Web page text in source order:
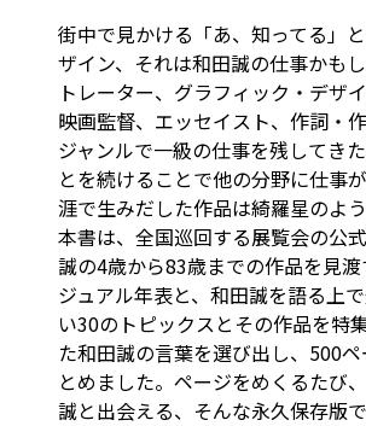
街中で見かける「あ、知ってる」
ザイン、それは和田誠の仕事かも
トレーター、グラフィック・デザ
映画監督、エッセイスト、作詞・
ジャンルで一級の仕事を残してき
とを続けることで他の分野に仕事
涯で生みだした作品は綺羅星のよう
本書は、全国巡回する展覧会の公
誠の4歳から83歳までの作品を見
ジュアル年表と、和田誠を語る上
い30のトピックスとその作品を特
た和田誠の言葉を選び出し、500
とめました。ページをめくるたび
誠と出会える、そんな永久保存版で